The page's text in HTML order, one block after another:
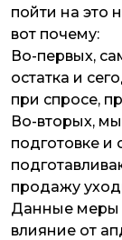
пойти на это
вот почему:
Во-первых,
остатка и
при спросе,
Во-вторых,
подготовке и
продажу
Данные меры
влияние от